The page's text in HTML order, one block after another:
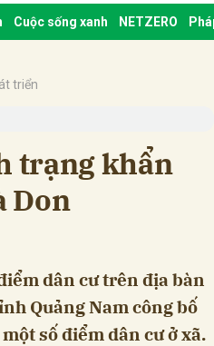
Cuộc sống xanh NETZERO
triển
trạng khẩn
Don
dân cư trên địa bàn
Quảng Nam công bố
số điểm dân cư ở xã.